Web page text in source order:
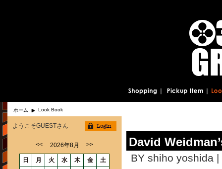
ホーム Look Book
David
BY shiho yoshida
ようこそGUESTさん
<< 2026年8月 >>
日 月 火 水 木 金
土